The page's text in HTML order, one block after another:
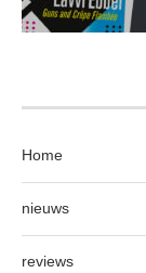
Home
nieuws
reviews